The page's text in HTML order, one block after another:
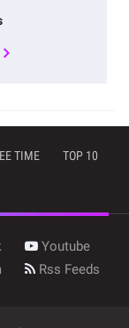
TIME
TOP 10
Youtube
Rss Feeds